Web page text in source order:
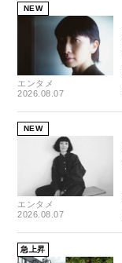
NEW
エンタメ
2026.08.07
NEW
エンタメ
2026.08.07
急上昇